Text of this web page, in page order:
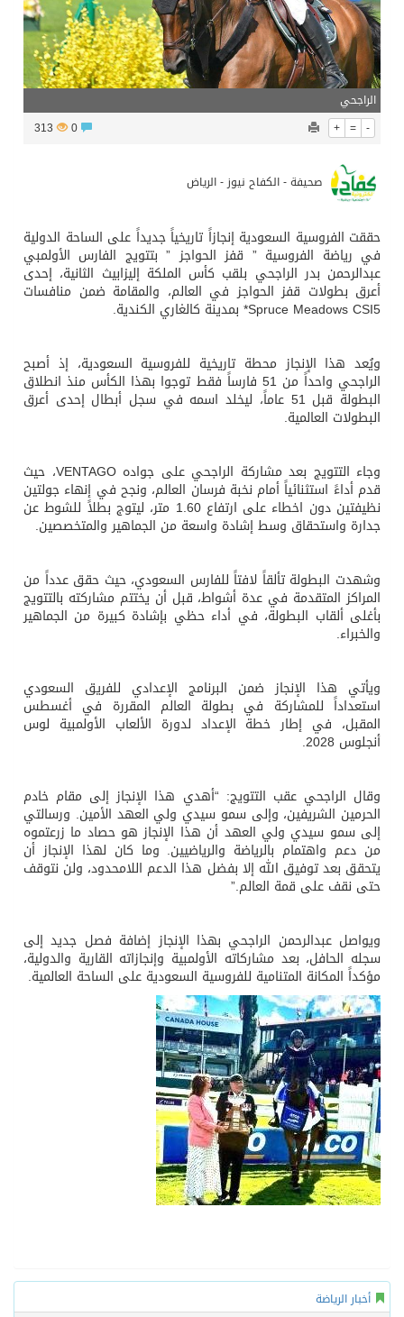
الراجحي
+ = -
313
صحيفة - الكفاح نيوز - الرياض
حققت الفروسية السعودية إنجازاً تاريخياً جديداً على الساحة الدولية
في رياضة الفروسية ” قفز الحواجز ” بتتويج الفارس الأولمبي
عبدالرحمن بدر الراجحي بلقب كأس الملكة إليزابيث الثانية، إحدى
أعرق بطولات قفز الحواجز في العالم، والمقامة ضمن منافسات
Spruce Meadows CSI5* بمدينة كالغاري الكندية.
ويُعد هذا الإنجاز محطة تاريخية للفروسية السعودية، إذ أصبح
الراجحي واحداً من 51 فارساً فقط توجوا بهذا الكأس منذ انطلاق
البطولة قبل 51 عاماً، ليخلد اسمه في سجل أبطال إحدى أعرق
البطولات العالمية.
وجاء التتويج بعد مشاركة الراجحي على جواده VENTAGO، حيث
قدم أداءً استثنائياً أمام نخبة فرسان العالم، ونجح في إنهاء جولتين
نظيفتين دون اخطاء على ارتفاع 1.60 متر، ليتوج بطلاً للشوط عن
جدارة واستحقاق وسط إشادة واسعة من الجماهير والمتخصصين.
وشهدت البطولة تألقاً لافتاً للفارس السعودي، حيث حقق عدداً من
المراكز المتقدمة في عدة أشواط، قبل أن يختتم مشاركته بالتتويج
بأغلى ألقاب البطولة، في أداء حظي بإشادة كبيرة من الجماهير
والخبراء.
ويأتي هذا الإنجاز ضمن البرنامج الإعدادي للفريق السعودي
استعداداً للمشاركة في بطولة العالم المقررة في أغسطس
المقبل، في إطار خطة الإعداد لدورة الألعاب الأولمبية لوس
أنجلوس 2028.
وقال الراجحي عقب التتويج: “أهدي هذا الإنجاز إلى مقام خادم
الحرمين الشريفين، وإلى سمو سيدي ولي العهد الأمين. ورسالتي
إلى سمو سيدي ولي العهد أن هذا الإنجاز هو حصاد ما زرعتموه
من دعم واهتمام بالرياضة والرياضيين. وما كان لهذا الإنجاز أن
يتحقق بعد توفيق الله إلا بفضل هذا الدعم اللامحدود، ولن نتوقف
حتى نقف على قمة العالم.”
ويواصل عبدالرحمن الراجحي بهذا الإنجاز إضافة فصل جديد إلى
سجله الحافل، بعد مشاركاته الأولمبية وإنجازاته القارية والدولية،
مؤكداً المكانة المتنامية للفروسية السعودية على الساحة العالمية.
أخبار الرياضة